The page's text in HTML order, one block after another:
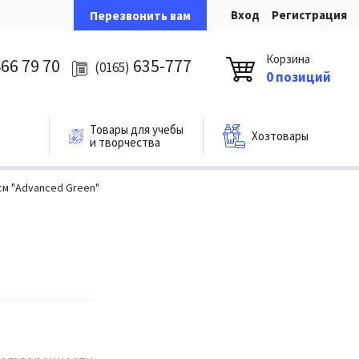
Перезвонить вам Вход Регистрация
79 70 (0165) 635-777 Корзина
0 позиций
Товары для учебы
и творчества
Хозтовары
"Advanced Green"